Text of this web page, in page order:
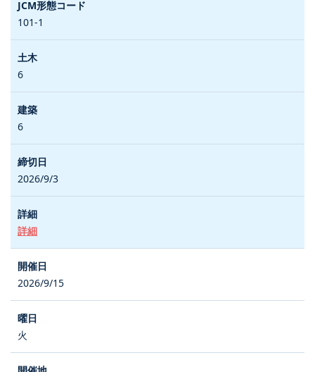
101-1
6
6
2026/9/3
詳細
2026/9/15
火